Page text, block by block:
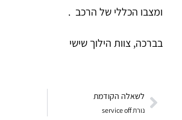
ומצבו הכללי של הרכב .
בברכה, צוות הילוך שישי
לשאלה הקודמת
נורת service off